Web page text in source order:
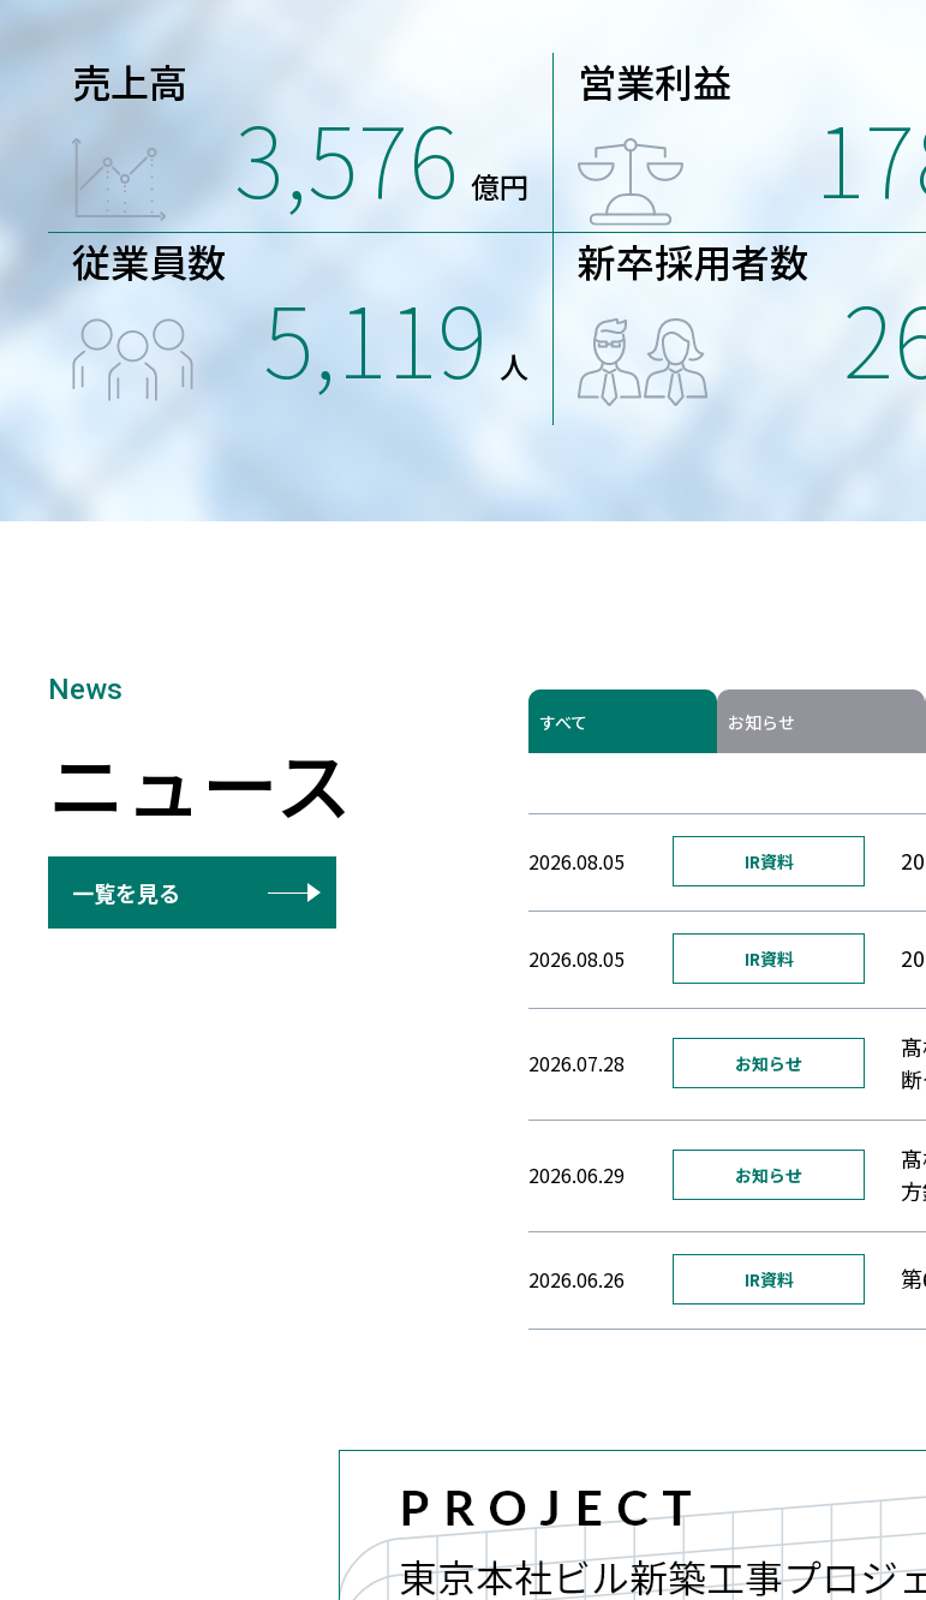
売上高
3,576 億円
営業利益
従業員数
5,119 人
新卒採用者数
ニュース
一覧を見る
すべて お知らせ
2026.08.05 IR資料
2026.08.05 IR資料
2026.07.28 お知らせ
2026.06.29 お知らせ
2026.06.26 IR資料